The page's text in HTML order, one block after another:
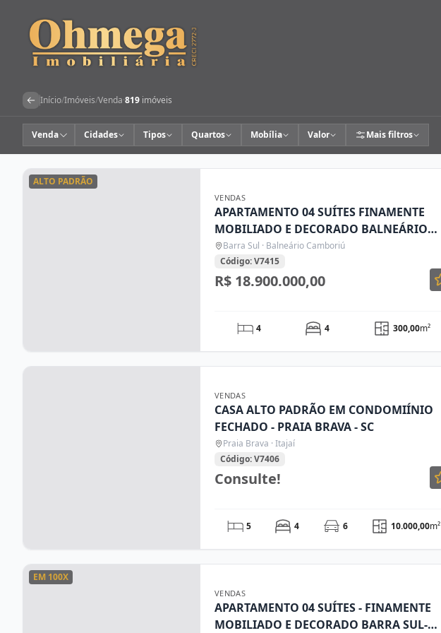
Início/Imóveis/Venda·819 imóveis
Venda Cidades Tipos Quartos Mobília Valor Mais filtros
ALTO PADRÃO
VENDAS
APARTAMENTO 04 SUÍTES FINAMENTE
MOBILIADO E DECORADO BALNEÁRIO
CAMBORIÚ SC
Barra Sul · Balneário Camboriú
Código: V7415
R$ 18.900.000,00
4 4 300,00m²
VENDAS
CASA ALTO PADRÃO EM CONDOMIÍNIO
FECHADO - PRAIA BRAVA - SC
Praia Brava · Itajaí
Código: V7406
Consulte!
5 4 6 10.000,00m²
EM 100X
VENDAS
APARTAMENTO 04 SUÍTES - FINAMENTE
MOBILIADO E DECORADO BARRA SUL-